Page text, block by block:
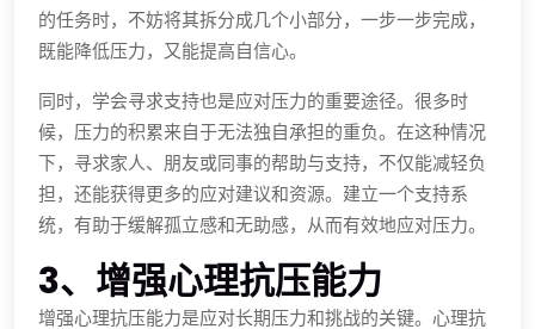
的任务时，不妨将其拆分成几个小部分，一步一步完成，
既能降低压力，又能提高自信心。
同时，学会寻求支持也是应对压力的重要途径。很多时
候，压力的积累来自于无法独自承担的重负。在这种情况
下，寻求家人、朋友或同事的帮助与支持，不仅能减轻负
担，还能获得更多的应对建议和资源。建立一个支持系
统，有助于缓解孤立感和无助感，从而有效地应对压力。
3、增强心理抗压能力
增强心理抗压能力是应对长期压力和挑战的关键。心理抗